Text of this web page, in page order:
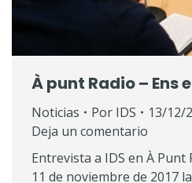
À punt Radio – Ens
Noticias Por IDS
13/12/
Deja un comentario
Entrevista a IDS en À Punt
11 de noviembre de 2017